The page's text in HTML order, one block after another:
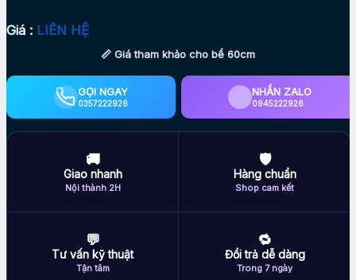
Giá : LIÊN HỆ
📏 Giá tham khảo cho bể 60cm
GỌI NGAY
0357222926
NHẮN ZALO
0945222926
🚚
Giao nhanh
Nội thành 2H
🛡
Hàng chuẩn
Shop cam kết
💬
Tư vấn kỹ thuật
Tận tâm
🔁
Đổi trả dễ dàng
Trong 7 ngày